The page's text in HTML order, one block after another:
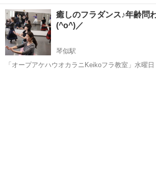
しいスタジオで楽しい仲間とスペインの風に触れて
まで入会キャンペーン中！ 無料の見学・体験即日
で、更にレッスン2...
北海道 札幌市 フラメンコ ス
癒しのフラダンス♪年齢問
(^o^)／
琴似駅
「オープアケハウオカラニKeikoフラ教室」水曜